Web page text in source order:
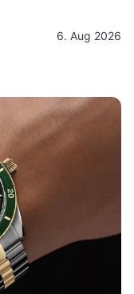
6. Aug 2026